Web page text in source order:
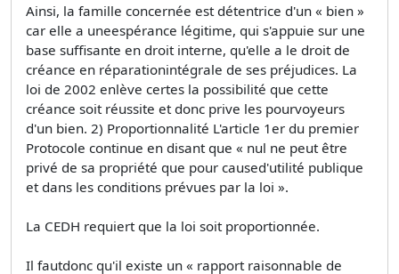
Ainsi, la famille concernée est détentrice d'un « bien »
car elle a uneespérance légitime, qui s'appuie sur une
base suffisante en droit interne, qu'elle a le droit de
créance en réparationintégrale de ses préjudices. La
loi de 2002 enlève certes la possibilité que cette
créance soit réussite et donc prive les pourvoyeurs
d'un bien. 2) Proportionnalité L'article 1er du premier
Protocole continue en disant que « nul ne peut être
privé de sa propriété que pour caused'utilité publique
et dans les conditions prévues par la loi ».
La CEDH requiert que la loi soit proportionnée.
Il fautdonc qu'il existe un « rapport raisonnable de